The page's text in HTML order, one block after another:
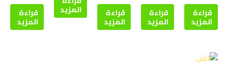
قراءة
المزيد
قراءة
المزيد
قراءة
المزيد
المزيد قراءة
المزيد